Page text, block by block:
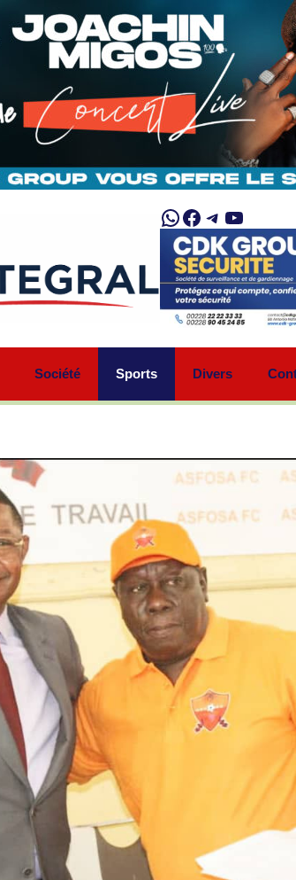
WhatsApp
Facebook
Telegram
YouTube
Société Sports Divers